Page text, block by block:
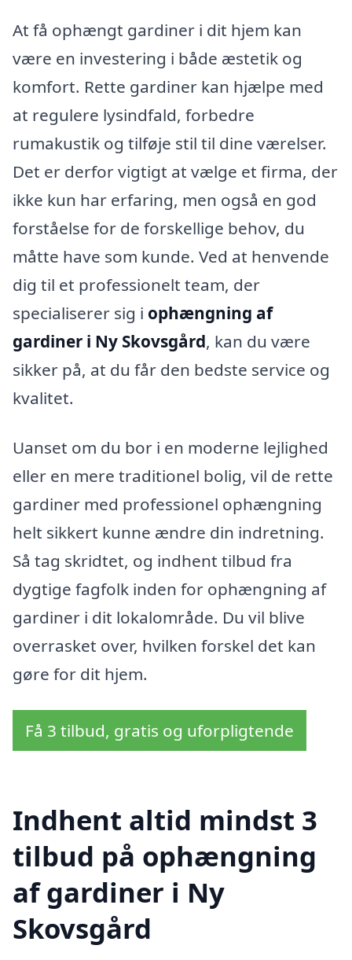
At få ophængt gardiner i dit hjem kan
være en investering i både æstetik og
komfort. Rette gardiner kan hjælpe med
at regulere lysindfald, forbedre
rumakustik og tilføje stil til dine værelser.
Det er derfor vigtigt at vælge et firma, der
ikke kun har erfaring, men også en god
forståelse for de forskellige behov, du
måtte have som kunde. Ved at henvende
dig til et professionelt team, der
specialiserer sig i ophængning af
gardiner i Ny Skovsgård, kan du være
sikker på, at du får den bedste service og
kvalitet.
Uanset om du bor i en moderne lejlighed
eller en mere traditionel bolig, vil de rette
gardiner med professionel ophængning
helt sikkert kunne ændre din indretning.
Så tag skridtet, og indhent tilbud fra
dygtige fagfolk inden for ophængning af
gardiner i dit lokalområde. Du vil blive
overrasket over, hvilken forskel det kan
gøre for dit hjem.
Få 3 tilbud, gratis og uforpligtende
Indhent altid mindst 3
tilbud på ophængning
af gardiner i Ny
Skovsgård